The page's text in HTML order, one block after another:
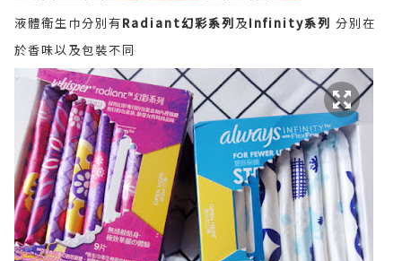
液體衛生巾分別有Radiant幻彩系列及Infinity系列 分別在
於香味以及包裝不同